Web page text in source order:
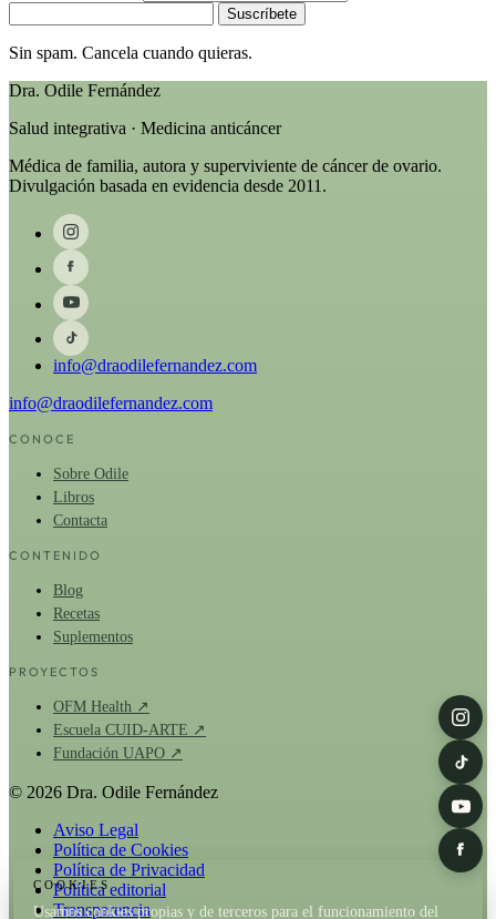
Suscríbete
Sin spam. Cancela cuando quieras.
Dra. Odile Fernández
Salud integrativa · Medicina anticáncer
Médica de familia, autora y superviviente de cáncer de ovario.
Divulgación basada en evidencia desde 2011.
info@draodilefernandez.com
info@draodilefernandez.com
CONOCE
Sobre Odile
Libros
Contacta
CONTENIDO
Blog
Recetas
Suplementos
PROYECTOS
OFM Health ↗
Escuela CUID-ARTE ↗
Fundación UAPO ↗
© 2026 Dra. Odile Fernández
Aviso Legal
Política de Cookies
Política de Privacidad
Política editorial
Transparencia
COOKIES
Usamos cookies propias y de terceros para el funcionamiento del